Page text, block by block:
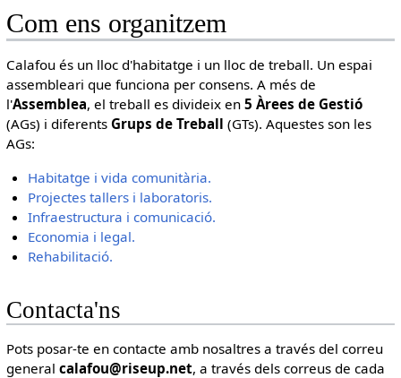
Com ens organitzem
Calafou és un lloc d'habitatge i un lloc de treball. Un espai
assembleari que funciona per consens. A més de
l'Assemblea, el treball es divideix en 5 Àrees de Gestió
(AGs) i diferents Grups de Treball (GTs). Aquestes son les
AGs:
Habitatge i vida comunitària.
Projectes tallers i laboratoris.
Infraestructura i comunicació.
Economia i legal.
Rehabilitació.
Contacta'ns
Pots posar-te en contacte amb nosaltres a través del correu
general calafou@riseup.net, a través dels correus de cada